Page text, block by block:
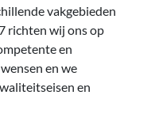
vakgebieden
richten wij ons op
en
en we
en